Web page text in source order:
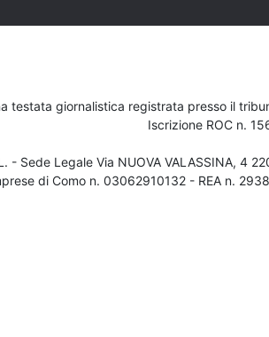
testata giornalistica registrata presso il
Iscrizione ROC n.
- Sede Legale Via NUOVA VALASSINA, 4
di Como n. 03062910132 - REA n.